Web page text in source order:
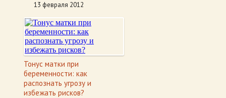
13 февраля 2012
Тонус матки при
беременности: как
распознать угрозу и
избежать рисков?